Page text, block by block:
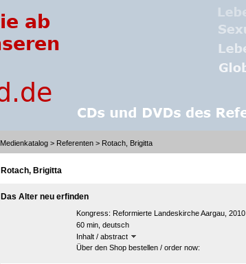
Medienkatalog > Referenten > Rotach, Brigitta
Rotach, Brigitta
Das Alter neu erfinden
Kongress: Reformierte Landeskirche Aargau, 2010
60 min, deutsch
Inhalt / abstract
Über den Shop bestellen / order now: